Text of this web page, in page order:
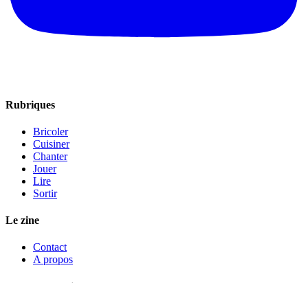
Rubriques
Bricoler
Cuisiner
Chanter
Jouer
Lire
Sortir
Le zine
Contact
A propos